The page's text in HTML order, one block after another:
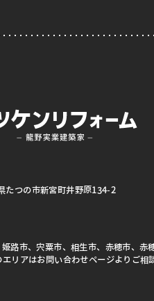
たつの市新宮町井野原134-2
路市、宍粟市、相生市、赤穂市、赤
リアはお問い合わせページよりご相